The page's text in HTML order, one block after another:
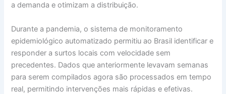
a demanda e otimizam a distribuição.
Durante a pandemia, o sistema de monitoramento
epidemiológico automatizado permitiu ao Brasil identificar e
responder a surtos locais com velocidade sem
precedentes. Dados que anteriormente levavam semanas
para serem compilados agora são processados em tempo
real, permitindo intervenções mais rápidas e efetivas.